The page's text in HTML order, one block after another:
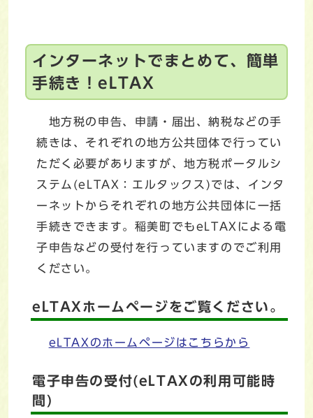
インターネットでまとめて、簡単
手続き！eLTAX
地方税の申告、申請・届出、納税などの手
続きは、それぞれの地方公共団体で行ってい
ただく必要がありますが、地方税ポータルシ
ステム(eLTAX：エルタックス)では、インタ
ーネットからそれぞれの地方公共団体に一括
手続きできます。稲美町でもeLTAXによる電
子申告などの受付を行っていますのでご利用
ください。
eLTAXホームページをご覧ください。
eLTAXのホームページはこちらから
電子申告の受付(eLTAXの利用可能時
間)